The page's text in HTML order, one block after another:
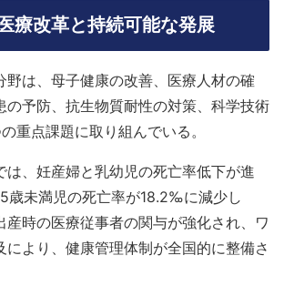
療改革と持続可能な発展
野は、母子健康の改善、医療人材の確
の予防、抗生物質耐性の対策、科学技術
重点課題に取り組んでいる。
は、妊産婦と乳幼児の死亡率低下が進
歳未満児の死亡率が18.2‰に減少し
産時の医療従事者の関与が強化され、ワ
により、健康管理体制が全国的に整備さ